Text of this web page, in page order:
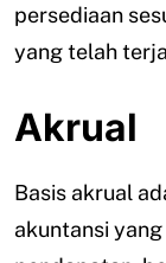
persediaan
yang telah
Akrual
Basis akrual
akuntansi